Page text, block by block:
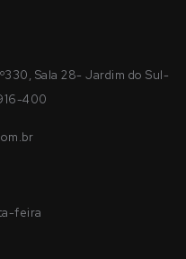
Sala 28- Jardim do Sul-
400
feira